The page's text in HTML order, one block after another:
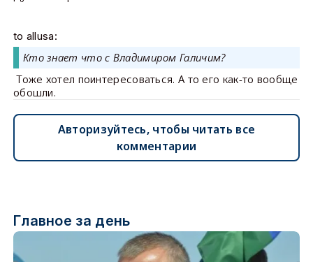
to allusa:
Кто знает что с Владимиром Галичим?
Тоже хотел поинтересоваться. А то его как-то вообще
обошли.
Авторизуйтесь, чтобы читать все
комментарии
Главное за день